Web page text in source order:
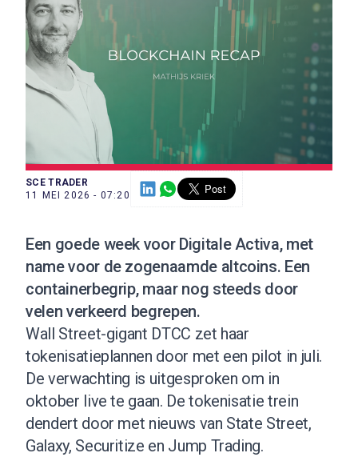
SCE TRADER
11 MEI 2026 - 07:20
Een goede week voor Digitale Activa, met
name voor de zogenaamde altcoins. Een
containerbegrip, maar nog steeds door
velen verkeerd begrepen.
Wall Street-gigant DTCC zet haar
tokenisatieplannen door met een pilot in juli.
De verwachting is uitgesproken om in
oktober live te gaan. De tokenisatie trein
dendert door met nieuws van State Street,
Galaxy, Securitize en Jump Trading.